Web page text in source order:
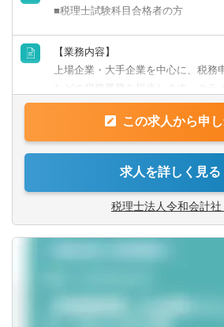
■税理士試験科目合格者の方
【歓迎】
■監査法人にて実務経験のある方
■会計事務所にて実務経験のある方
■事業会社経理にて実務経験のある方
【業務内容】
上場企業・大手企業を中心に、税務
などの税務業務を担当します。クラ
がら、幅広い税務経験を積むことが
【業務詳細】
■各種税務申告書作成
■年末調整、確定申告業務
■法人設立に関する手続き及び届出
■税務相談、コンサルティング業務
この求人から申
求人を詳しく見る
税理士法人令和会計
高知県
九州・沖縄
佐
鹿児島県 沖